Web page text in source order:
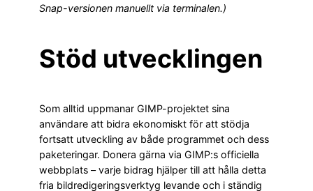
Snap-versionen manuellt via terminalen.)
Stöd utvecklingen
Som alltid uppmanar GIMP-projektet sina
användare att bidra ekonomiskt för att stödja
fortsatt utveckling av både programmet och dess
paketeringar. Donera gärna via GIMP:s officiella
webbplats – varje bidrag hjälper till att hålla detta
fria bildredigeringsverktyg levande och i ständig